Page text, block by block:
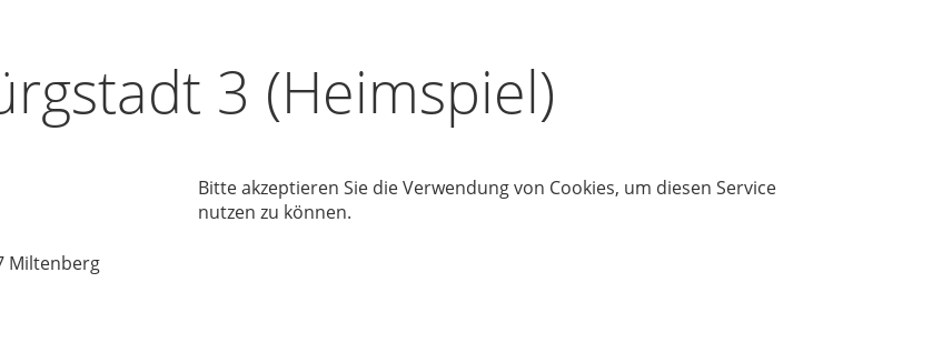
3 (Heimspiel)
Miltenberg
Bitte akzeptieren Sie die Verwendung von Cookies, um diesen Service
nutzen zu können.